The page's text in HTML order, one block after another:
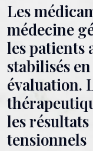
Les
médecine
les patients
stabilisés
évaluation.
les
tensionnels